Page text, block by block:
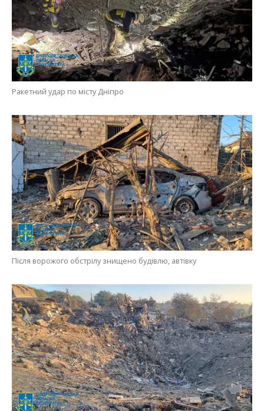
Ракетний удар по місту Дніпро
Після ворожого обстрілу знищено будівлю, автівку